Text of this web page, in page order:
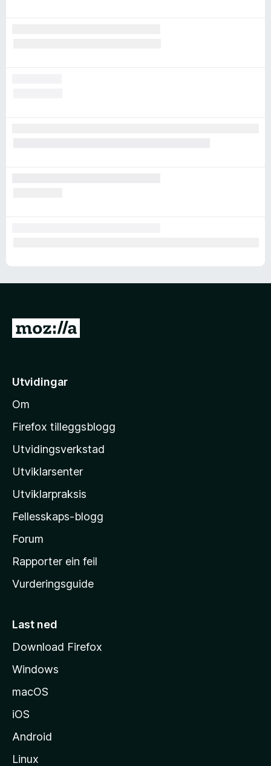
G
i
M
o
l
l
-
h
e
m
s
d
a
Utvidingar
Om
Firefox tilleggsblogg
Utvidingsverkstad
Utviklarsenter
Utviklarpraksis
Fellesskaps-blogg
Forum
Rapporter ein feil
Vurderingsguide
Last ned
Download Firefox
Windows
macOS
iOS
Android
Linux